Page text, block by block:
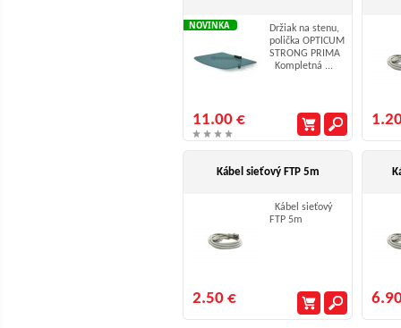
NOVINKA
Držiak na stenu,
polička OPTICUM
STRONG PRIMA
Kompletná ...
11.00 €
Kábel sieťový FTP 5m
Kábel sieťový
FTP 5m
2.50 €